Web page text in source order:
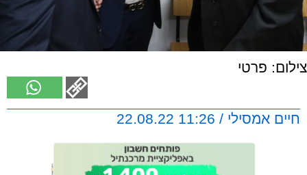
צילום: פרטי
חיים אמסילי / 11:26 22.08.22